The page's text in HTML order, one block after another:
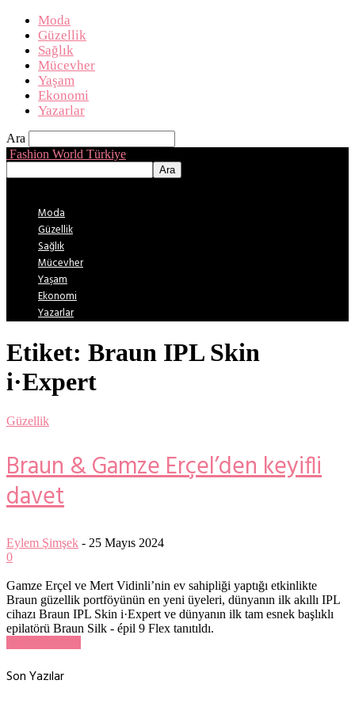
Moda
Güzellik
Sağlık
Mücevher
Yaşam
Ekonomi
Yazarlar
Ara
Fashion World Türkiye
Moda
Güzellik
Sağlık
Mücevher
Yaşam
Ekonomi
Yazarlar
Etiket: Braun IPL Skin
i·Expert
Güzellik
Braun & Gamze Erçel’den keyifli
davet
Eylem Şimşek - 25 Mayıs 2024
0
Gamze Erçel ve Mert Vidinli’nin ev sahipliği yaptığı etkinlikte
Braun güzellik portföyünün en yeni üyeleri, dünyanın ilk akıllı IPL
cihazı Braun IPL Skin i·Expert ve dünyanın ilk tam esnek başlıklı
epilatörü Braun Silk - épil 9 Flex tanıtıldı.
Son Yazılar